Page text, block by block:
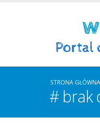
STRONA GŁÓWNA
# brak